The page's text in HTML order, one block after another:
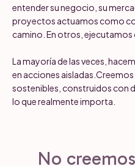
entender su negocio, su
proyectos actuamos como
camino. En otros, ejecutamos
La mayoría de las veces,
en acciones
sostenibles, construidos con
lo que realmente importa.
No